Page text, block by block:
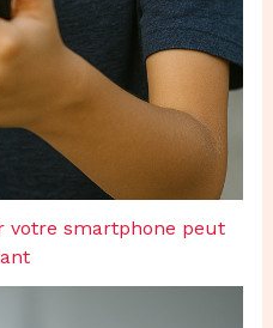
votre smartphone peut